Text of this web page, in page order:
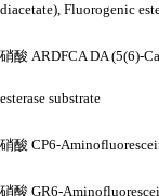
diacetate), Fluorogenic
硝酸 ARDFCA DA (5(6)-
esterase substrate
硝酸 CP6-
硝酸 GR6-